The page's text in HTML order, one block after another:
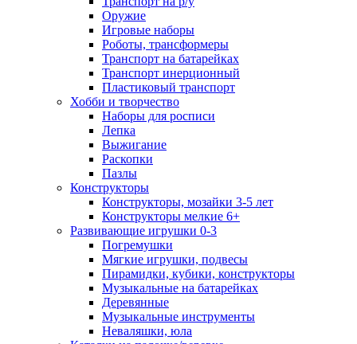
Оружие
Игровые наборы
Роботы, трансформеры
Транспорт на батарейках
Транспорт инерционный
Пластиковый транспорт
Хобби и творчество
Наборы для росписи
Лепка
Выжигание
Раскопки
Пазлы
Конструкторы
Конструкторы, мозайки 3-5 лет
Конструкторы мелкие 6+
Развивающие игрушки 0-3
Погремушки
Мягкие игрушки, подвесы
Пирамидки, кубики, конструкторы
Музыкальные на батарейках
Деревянные
Музыкальные инструменты
Неваляшки, юла